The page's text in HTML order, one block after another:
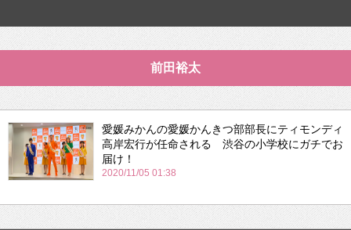
前田裕太
愛媛みかんの愛媛かんきつ部部長にティモンディ
高岸宏行が任命される 渋谷の小学校にガチでお
届け！
2020/11/05 01:38